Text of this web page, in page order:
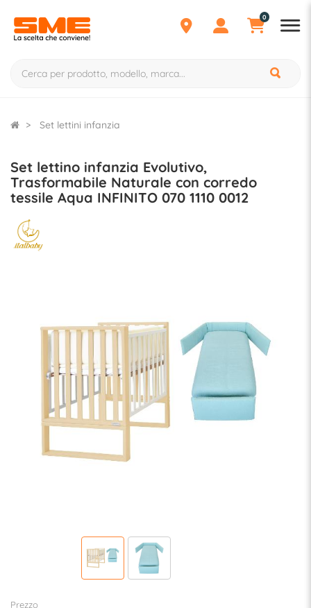
0
Set lettini infanzia
Set lettino infanzia Evolutivo,
Trasformabile Naturale con corredo
tessile Aqua INFINITO 070 1110 0012
Prezzo